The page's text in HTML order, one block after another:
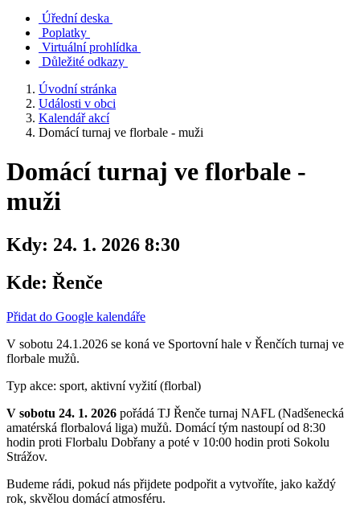
Úřední deska
Poplatky
Virtuální prohlídka
Důležité odkazy
Úvodní stránka
Události v obci
Kalendář akcí
Domácí turnaj ve florbale - muži
Domácí turnaj ve florbale -
muži
Kdy: 24. 1. 2026 8:30
Kde: Řenče
Přidat do Google kalendáře
V sobotu 24.1.2026 se koná ve Sportovní hale v Řenčích turnaj ve
florbale mužů.
Typ akce: sport, aktivní vyžití (florbal)
V sobotu 24. 1. 2026 pořádá TJ Řenče turnaj NAFL (Nadšenecká
amatérská florbalová liga) mužů. Domácí tým nastoupí od 8:30
hodin proti Florbalu Dobřany a poté v 10:00 hodin proti Sokolu
Strážov.
Budeme rádi, pokud nás přijdete podpořit a vytvoříte, jako každý
rok, skvělou domácí atmosféru.